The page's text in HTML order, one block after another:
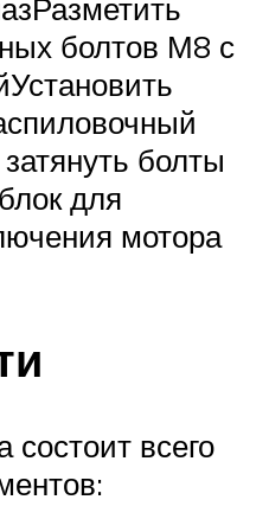
болтов М8 с
болты
для
мотора
состоит всего